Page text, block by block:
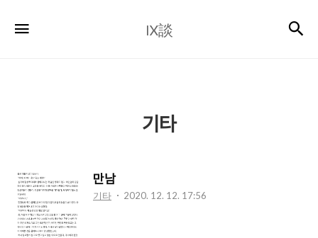
談
Ⅸ談
기타
만남
기타 2020. 12. 12. 17:56